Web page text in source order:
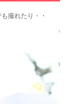
撮れたり・・